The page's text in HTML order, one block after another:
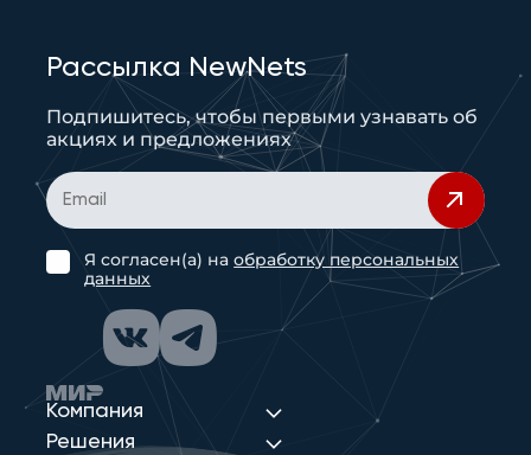
Компания
Решения
Рассылка NewNets
Подпишитесь, чтобы первыми узнавать об
акциях и предложениях
Я согласен(а) наобработку персональных
данных